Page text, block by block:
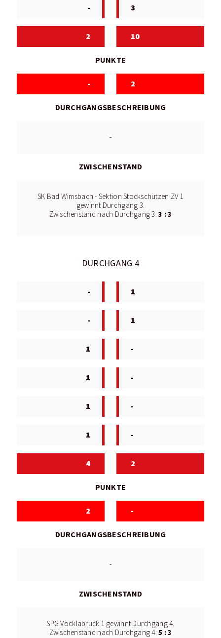
- 3
2 10
PUNKTE
- 2
DURCHGANGSBESCHREIBUNG
-
ZWISCHENSTAND
SK Bad Wimsbach - Sektion Stockschützen ZV 1
gewinnt Durchgang 3.
Zwischenstand nach Durchgang 3:3 : 3
DURCHGANG 4
- 1
- 1
1 -
1 -
1 -
1 -
4 2
PUNKTE
2 -
DURCHGANGSBESCHREIBUNG
-
ZWISCHENSTAND
SPG Vöcklabruck 1 gewinnt Durchgang 4.
Zwischenstand nach Durchgang 4:5 : 3